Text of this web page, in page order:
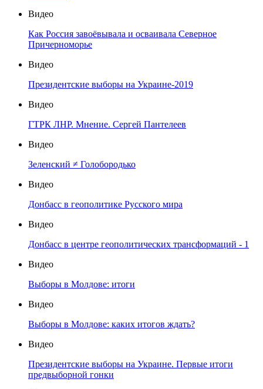
Видео
Как Россия завоёвывала и осваивала Северное
Причерноморье
Видео
Президентские выборы на Украине-2019
Видео
ГТРК ЛНР. Мнение. Сергей Пантелеев
Видео
Зеленский ≠ Голобородько
Видео
Донбасс в геополитике Русского мира
Видео
Донбасс в центре геополитических трансформаций - 1
Видео
Выборы в Молдове: итоги
Видео
Выборы в Молдове: каких итогов ждать?
Видео
Президентские выборы на Украине. Первые итоги
предвыборной гонки